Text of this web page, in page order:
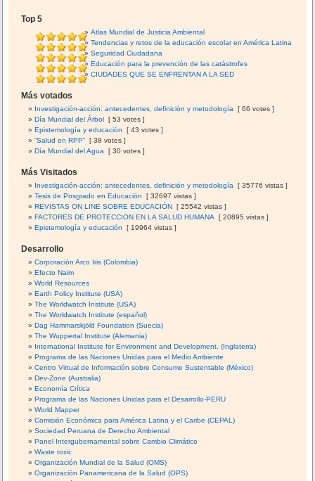
Top 5
Atlas Mundial de Justicia Ambiental
Tendencias y retos de la educación escolar en América Latina
Seguridad Ciudadana
Educación para la prevención de las catástrofes
CIUDADES QUE SE ENFRENTAN A LA SED
Más votados
Investigación-acción: antecedentes, definición y metodología
[ 66 votes ]
Día Mundial del Árbol [ 53 votes ]
Epistemología y educación
[ 43 votes ]
“Salud en RPP” [ 38 votes ]
Día Mundial del Agua
[ 30 votes ]
Más Visitados
Investigación-acción: antecedentes, definición y metodología
[ 35776 vistas ]
Tesis de Posgrado en Educación
[ 32697 vistas ]
REVISTAS ON LINE SOBRE EDUCACIÓN [ 25542 vistas ]
FACTORES DE PROTECCION EN LA SALUD HUMANA
[ 20895 vistas ]
Epistemología y educación
[ 19964 vistas ]
Desarrollo
Corporación Arco Iris (Colombia)
Efecto Naim
World Resources
Earth Policy Institute (USA)
The Worldwatch Institute (USA)
The Worldwatch Institute (español)
Dag Hammarskjöld Foundation (Suecia)
The Wuppertal Institute (Alemania)
International Institute for Environment and Development. (Inglaterra)
Programa de las Naciones Unidas para el Medio Ambiente
Centro Virtual de Información sobre Consumo Sustentable (México)
Dev-Zone (Australia)
Economía Crítica
Programa de las Naciones Unidas para el Desarrollo-PERU
World Mapper
Comisión Económica para América Latina y el Caribe (CEPAL)
Sociedad Peruana de Derecho Ambiental
Panel Intergubernamental sobre Cambio Climático
Waste toxic
Organización Mundial de la Salud (OMS)
Organización Panamericana de la Salud (OPS)